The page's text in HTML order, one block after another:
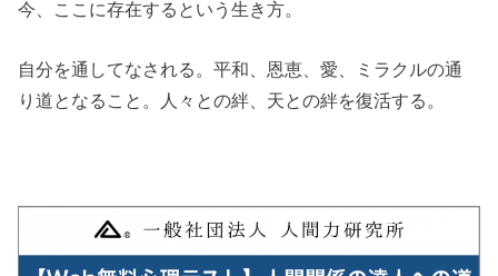
今、ここに存在するという生き方。
自分を通してなされる。平和、恩恵、愛、ミラクルの通
り道となること。人々との絆、天との絆を復活する。